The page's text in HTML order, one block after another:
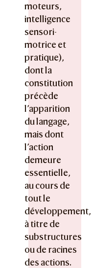
moteurs,
intelligence
sensori-
motrice et
pratique),
dont la
constitution
précède
l’apparition
du langage,
mais dont
l’action
demeure
essentielle,
au cours de
tout le
développement,
à titre de
substructures
ou de racines
des actions.